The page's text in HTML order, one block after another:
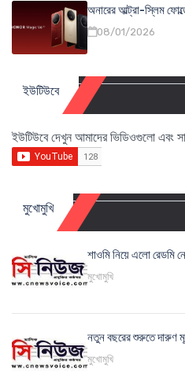
অনারের আল্ট্রা-স্লিম
08/01/2026
ইউটিউবে
ইউটিউবে দেখুন আমাদের ভিডিওগুলো এবং
মুখোমুখি
শাওমি নিয়ে এলো রেডমি
মুখোমুখি
নতুন বছরের শুরুতে দারুণ
মুখোমুখি